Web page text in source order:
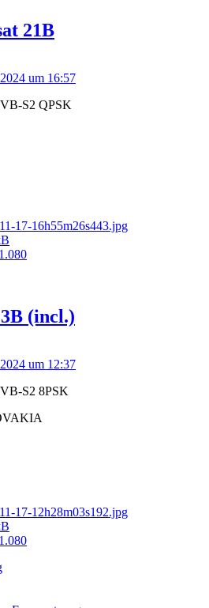
21B
um 16:57
S2 QPSK
17-16h55m26s443.jpg
(incl.)
um 12:37
S2 8PSK
17-12h28m03s192.jpg